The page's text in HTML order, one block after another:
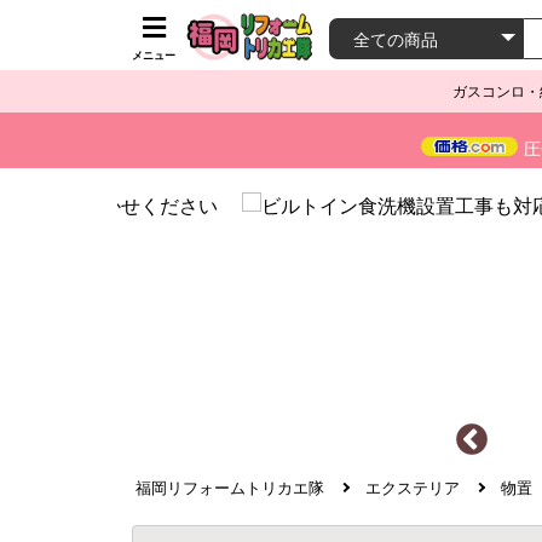
メニュー
ガスコンロ
福岡リフォームトリカエ隊 エクステリア 物置